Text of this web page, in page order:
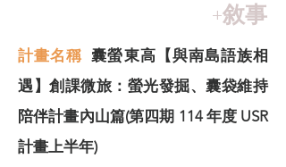
+敘事
計畫名稱 囊螢東高【與南島語族相
遇】創課微旅：螢光發掘、囊袋維持
陪伴計畫內山篇(第四期 114 年度 USR
計畫上半年)